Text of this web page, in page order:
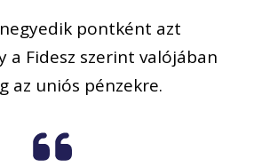
pontként azt
Fidesz szerint valójában
az uniós pénzekre.